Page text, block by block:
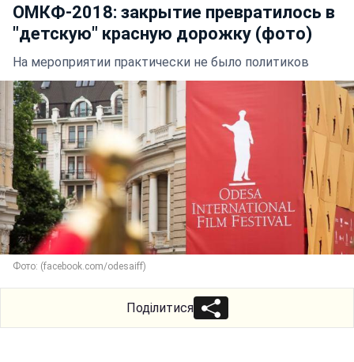
ОМКФ-2018: закрытие превратилось в
"детскую" красную дорожку (фото)
На мероприятии практически не было политиков
Фото: (facebook.com/odesaiff)
Поділитися